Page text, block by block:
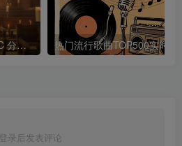
太阳之子 – 周杰伦 [FLAC 分轨 192Khz 24bit]
录后发表评论